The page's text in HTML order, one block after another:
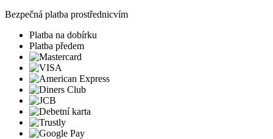
Bezpečná platba prostřednicvím
Platba na dobírku
Platba předem